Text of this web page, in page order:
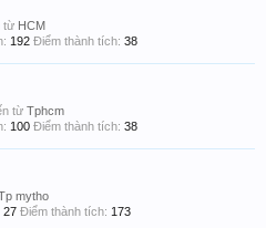
từ HCM
192 Điểm thành tích: 38
từ Tphcm
100 Điểm thành tích: 38
mytho
27 Điểm thành tích: 173